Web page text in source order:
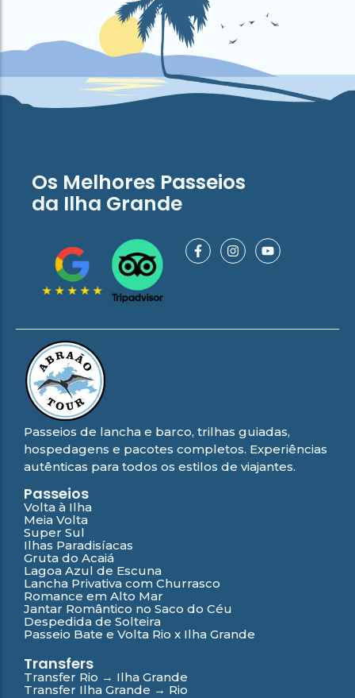
Os Melhores Passeios
da Ilha Grande
Passeios de lancha e barco, trilhas guiadas,
hospedagens e pacotes completos. Experiências
autênticas para todos os estilos de viajantes.
Passeios
Volta à Ilha
Meia Volta
Super Sul
Ilhas Paradisíacas
Gruta do Acaiá
Lagoa Azul de Escuna
Lancha Privativa com Churrasco
Romance em Alto Mar
Jantar Romântico no Saco do Céu
Despedida de Solteira
Passeio Bate e Volta Rio x Ilha Grande
Transfers
Transfer Rio → Ilha Grande
Transfer Ilha Grande → Rio